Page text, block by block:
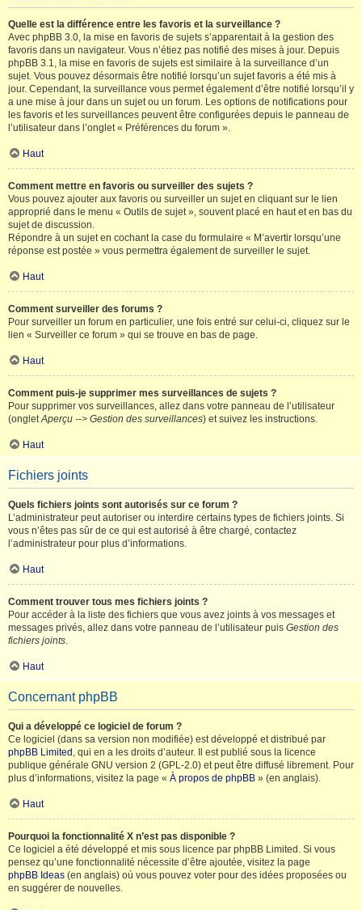
Quelle est la différence entre les favoris et la surveillance ?
Avec phpBB 3.0, la mise en favoris de sujets s’apparentait à la gestion des
favoris dans un navigateur. Vous n’étiez pas notifié des mises à jour. Depuis
phpBB 3.1, la mise en favoris de sujets est similaire à la surveillance d’un
sujet. Vous pouvez désormais être notifié lorsqu’un sujet favoris a été mis à
jour. Cependant, la surveillance vous permet également d’être notifié lorsqu’il y
a une mise à jour dans un sujet ou un forum. Les options de notifications pour
les favoris et les surveillances peuvent être configurées depuis le panneau de
l’utilisateur dans l’onglet « Préférences du forum ».
Haut
Comment mettre en favoris ou surveiller des sujets ?
Vous pouvez ajouter aux favoris ou surveiller un sujet en cliquant sur le lien
approprié dans le menu « Outils de sujet », souvent placé en haut et en bas du
sujet de discussion.
Répondre à un sujet en cochant la case du formulaire « M’avertir lorsqu’une
réponse est postée » vous permettra également de surveiller le sujet.
Haut
Comment surveiller des forums ?
Pour surveiller un forum en particulier, une fois entré sur celui-ci, cliquez sur le
lien « Surveiller ce forum » qui se trouve en bas de page.
Haut
Comment puis-je supprimer mes surveillances de sujets ?
Pour supprimer vos surveillances, allez dans votre panneau de l’utilisateur
(ongletAperçu --> Gestion des surveillances) et suivez les instructions.
Haut
Fichiers joints
Quels fichiers joints sont autorisés sur ce forum ?
L’administrateur peut autoriser ou interdire certains types de fichiers joints. Si
vous n’êtes pas sûr de ce qui est autorisé à être chargé, contactez
l’administrateur pour plus d’informations.
Haut
Comment trouver tous mes fichiers joints ?
Pour accéder à la liste des fichiers que vous avez joints à vos messages et
messages privés, allez dans votre panneau de l’utilisateur puis Gestion des
fichiers joints.
Haut
Concernant phpBB
Qui a développé ce logiciel de forum ?
Ce logiciel (dans sa version non modifiée) est développé et distribué par
phpBB Limited , qui en a les droits d’auteur. Il est publié sous la licence
publique générale GNU version 2 (GPL-2.0) et peut être diffusé librement. Pour
plus d’informations, visitez la page « À propos de phpBB » (en anglais).
Haut
Pourquoi la fonctionnalité X n’est pas disponible ?
Ce logiciel a été développé et mis sous licence par phpBB Limited. Si vous
pensez qu’une fonctionnalité nécessite d’être ajoutée, visitez la page
phpBB Ideas (en anglais) où vous pouvez voter pour des idées proposées ou
en suggérer de nouvelles.